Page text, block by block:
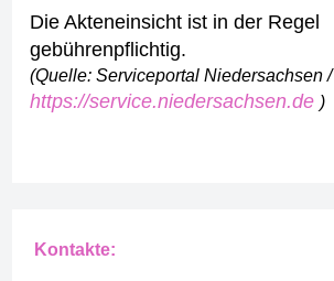
Die Akteneinsicht ist in der Regel
gebührenpflichtig.
(Quelle: Serviceportal Niedersachsen /
https://service.niedersachsen.de )
Kontakte: